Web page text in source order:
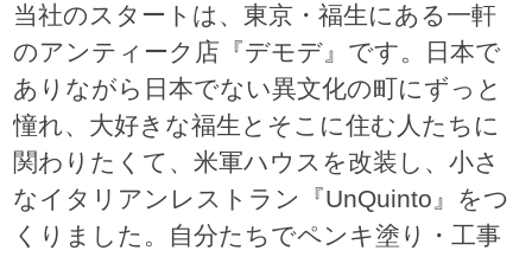
当社のスタートは、東京・福生にある一軒
のアンティーク店『デモデ』です。日本で
ありながら日本でない異文化の町にずっと
憧れ、大好きな福生とそこに住む人たちに
関わりたくて、米軍ハウスを改装し、小さ
なイタリアンレストラン『UnQuinto』をつ
くりました。自分たちでペンキ塗り・工事